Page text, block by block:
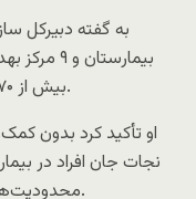
به گفته دبیرکل
بیش از ۷۰ پناهگاه به مراکز درمانی قطع شده است.
او تأکید کرد بدون
نجات جان افراد در
محدودیت‌ها را برای تسهیل کمک رسانی کاهش دهد.